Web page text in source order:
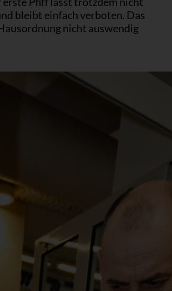
bleibt einfach verboten. Das
nicht auswendig